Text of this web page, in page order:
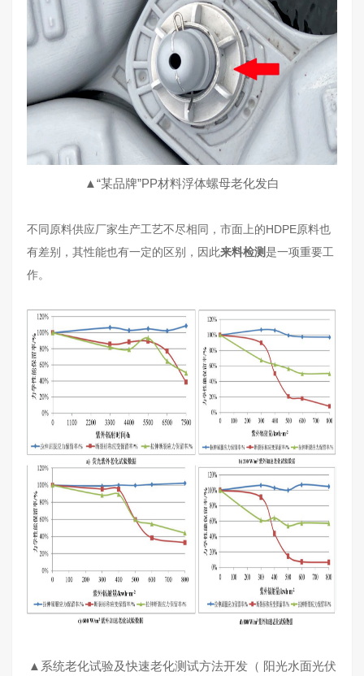
▲“某品牌”PP材料浮体螺母老化发白
不同原料供应厂家生产工艺不尽相同，市面上的HDPE原料也
有差别，其性能也有一定的区别，因此来料检测是一项重要工
作。
▲系统老化试验及快速老化测试方法开发（ 阳光水面光伏